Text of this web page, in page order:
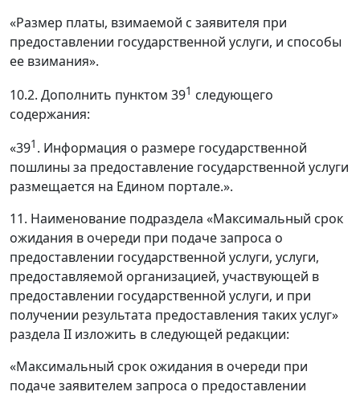
«Размер платы, взимаемой с заявителя при
предоставлении государственной услуги, и способы
ее взимания».
10.2. Дополнить пунктом 391 следующего
содержания:
«391 . Информация о размере государственной
пошлины за предоставление государственной услуги
размещается на Едином портале.».
11. Наименование подраздела «Максимальный срок
ожидания в очереди при подаче запроса о
предоставлении государственной услуги, услуги,
предоставляемой организацией, участвующей в
предоставлении государственной услуги, и при
получении результата предоставления таких услуг»
раздела II изложить в следующей редакции:
«Максимальный срок ожидания в очереди при
подаче заявителем запроса о предоставлении